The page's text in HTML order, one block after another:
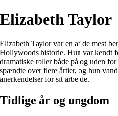
Elizabeth Taylor
Elizabeth Taylor var en af de mest
Hollywoods historie. Hun var kendt
dramatiske roller både på og uden
spændte over flere årtier, og hun
anerkendelser for sit arbejde.
Tidlige år og ungdom